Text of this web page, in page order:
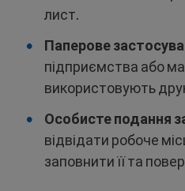
лист.
Паперове
підприємства або
використовують
Особисте подання
відвідати робоче
заповнити її та